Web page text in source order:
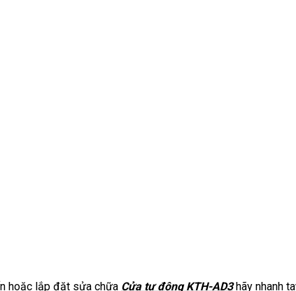
hoặc lắp đặt sửa chữa Cửa tự động KTH-AD3hãy nhanh